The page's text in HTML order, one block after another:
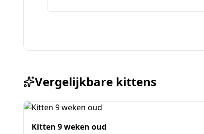
Vergelijkbare kittens
Kitten 9 weken oud